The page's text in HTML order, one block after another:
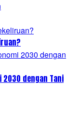
2030 dengan Tani